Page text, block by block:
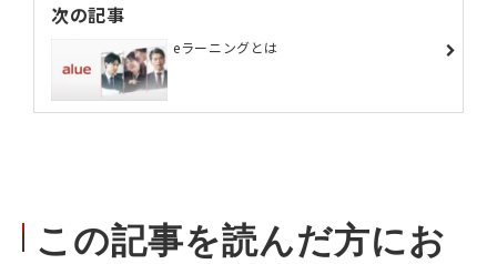
次の記事
eラーニングとは
この記事を読んだ方にお